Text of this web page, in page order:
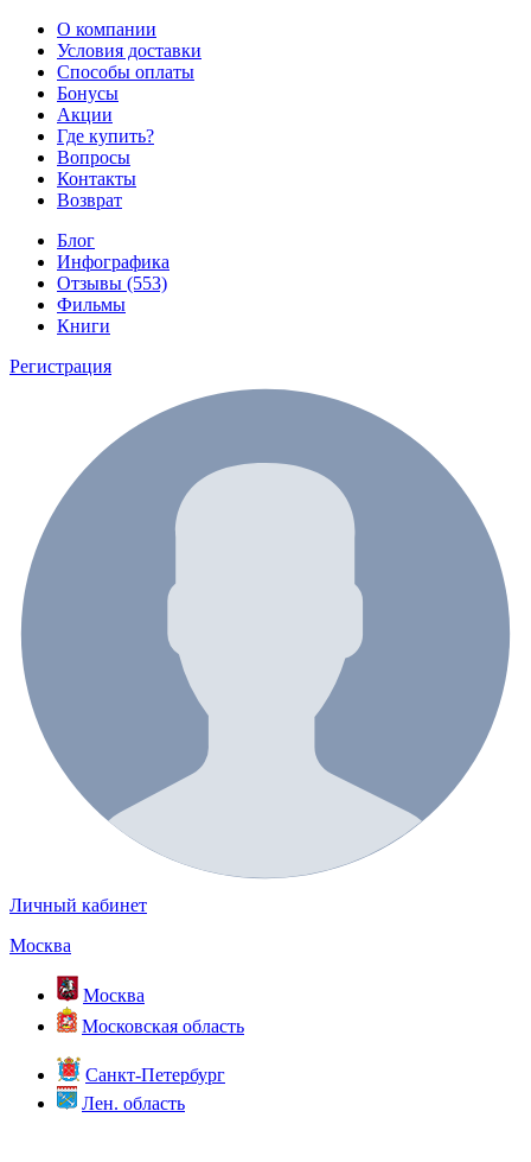
О компании
Условия доставки
Способы оплаты
Бонусы
Акции
Где купить?
Вопросы
Контакты
Возврат
Блог
Инфографика
Отзывы (553)
Фильмы
Книги
Регистрация
Личный кабинет
Москва
Москва
Московская область
Санкт-Петербург
Лен. область